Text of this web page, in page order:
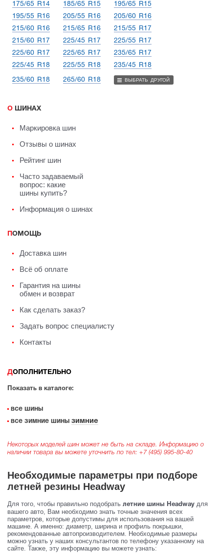
175/65 R14 185/65 R15
195/65 R15
195/55 R16
205/55 R16
205/60 R16
215/60 R16
215/65 R16
215/55 R17
215/60 R17
225/45 R17
225/55 R17
225/60 R17
225/65 R17
235/65 R17
225/45 R18
225/55 R18 235/45 R18
235/60 R18 265/60 R18 ВЫБРАТЬ ДРУГОЙ
О ШИНАХ
Маркировка шин
Отзывы о шинах
Рейтинг шин
Часто задаваемый
вопрос: какие
шины купить?
Информация о шинах
ПОМОЩЬ
Доставка шин
Всё об оплате
Гарантия на шины
обмен и возврат
Как сделать заказ?
Задать вопрос специалисту
Контакты
ДОПОЛНИТЕЛЬНО
Показать в каталоге:
все шины
все зимние шины зимние
Некоторых моделей шин может не быть на складе. Информацию о
наличии товара вы можете уточнить по тел: +7 (495) 995-80-40
Необходимые параметры при подборе
летней резины Headway
Для того, чтобы правильно подобрать летние шины Headway для
вашего авто, Вам необходимо знать точные значения всех
параметров, которые допустимы для использования на вашей
машине. А именно: диаметр, ширина и профиль покрышки,
рекомендованные автопроизводителем. Необходимые размеры
можно узнать у наших консультантов по телефону указанному на
сайте. Также, эту информацию вы можете узнать: